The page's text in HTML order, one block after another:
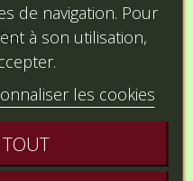
de navigation. Pour
à son utilisation,
les cookies
TOUT